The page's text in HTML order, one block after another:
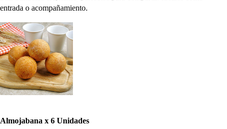
entrada o acompañamiento.
Almojabana x 6 Unidades